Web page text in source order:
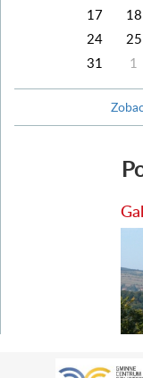
17
18
24
25
31
1